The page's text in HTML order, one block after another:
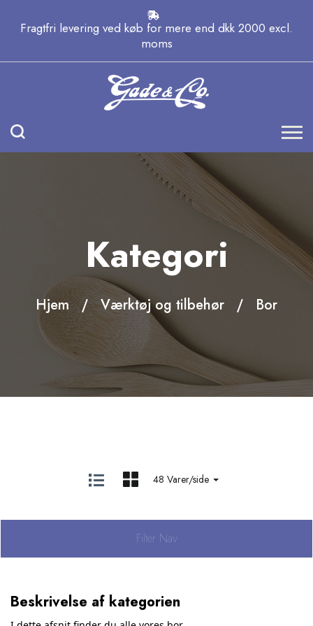
Fragtfri levering ved køb for mere end dkk 2000 excl.
moms
Kategori
Hjem Værktøj og tilbehør Bor
48 Varer/side
Filter Nav
Beskrivelse af kategorien